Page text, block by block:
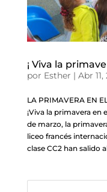
¡ Viva la
por Esther | Abr 11,
LA PRIMAVERA EN
¡Viva la primavera
de marzo, la
liceo francés
clase CC2 han salido